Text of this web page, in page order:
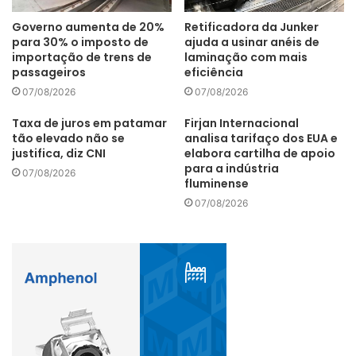
fica responsável por um terço do investimento, outro terço
é garantido pela Unidade ao disponibilizar mão de obra
qualificada e equipamentos, e a empresa financia o
restante.
Inovação Metalurgia W3SAT
Governo aumenta de 20%
para 30% o imposto de
importação de trens de
passageiros
07/08/2026
Retificadora da Junker
ajuda a usinar anéis de
laminação com mais
eficiência
07/08/2026
Taxa de juros em patamar
tão elevado não se
justifica, diz CNI
07/08/2026
Firjan Internacional
analisa tarifaço dos EUA e
elabora cartilha de apoio
para a indústria
fluminense
07/08/2026